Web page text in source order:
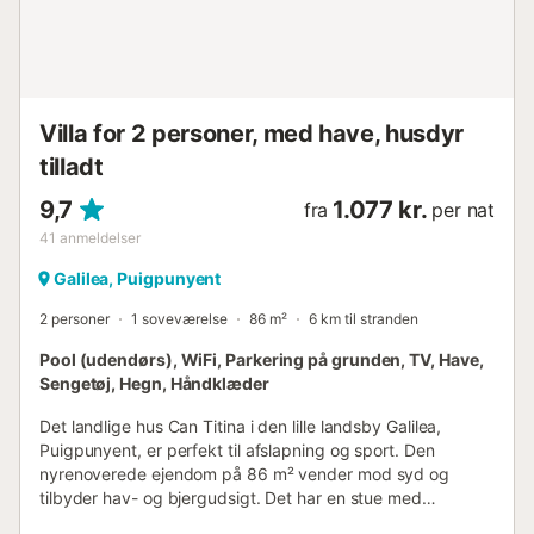
Villa for 2 personer, med have, husdyr
tilladt
9,7
41 anmeldelser
fra 1.077 kr. per nat
Galilea, Puigpunyent
2 personer 1 soveværelse 86 m² 6 km til stranden
Pool (udendørs), WiFi, Parkering på grunden, TV, Have,
Sengetøj, Hegn, Håndklæder
Det landlige hus Can Titina i den lille landsby Galilea,
Puigpunyent, er perfekt til afslapning og sport. Den
nyrenoverede ejendom på 86 m² vender mod syd og
tilbyder hav- og bjergudsigt. Det har en stue med